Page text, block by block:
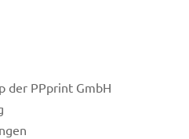
der PPprint GmbH